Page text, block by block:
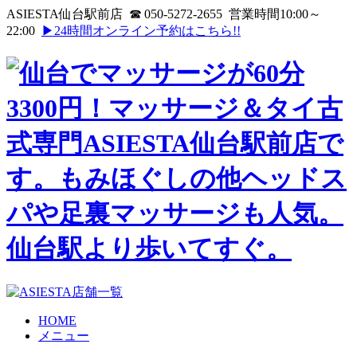
ASIESTA仙台駅前店 ☎ 050-5272-2655 営業時間10:00～
22:00
▶24時間オンライン予約はこちら!!
HOME
メニュー